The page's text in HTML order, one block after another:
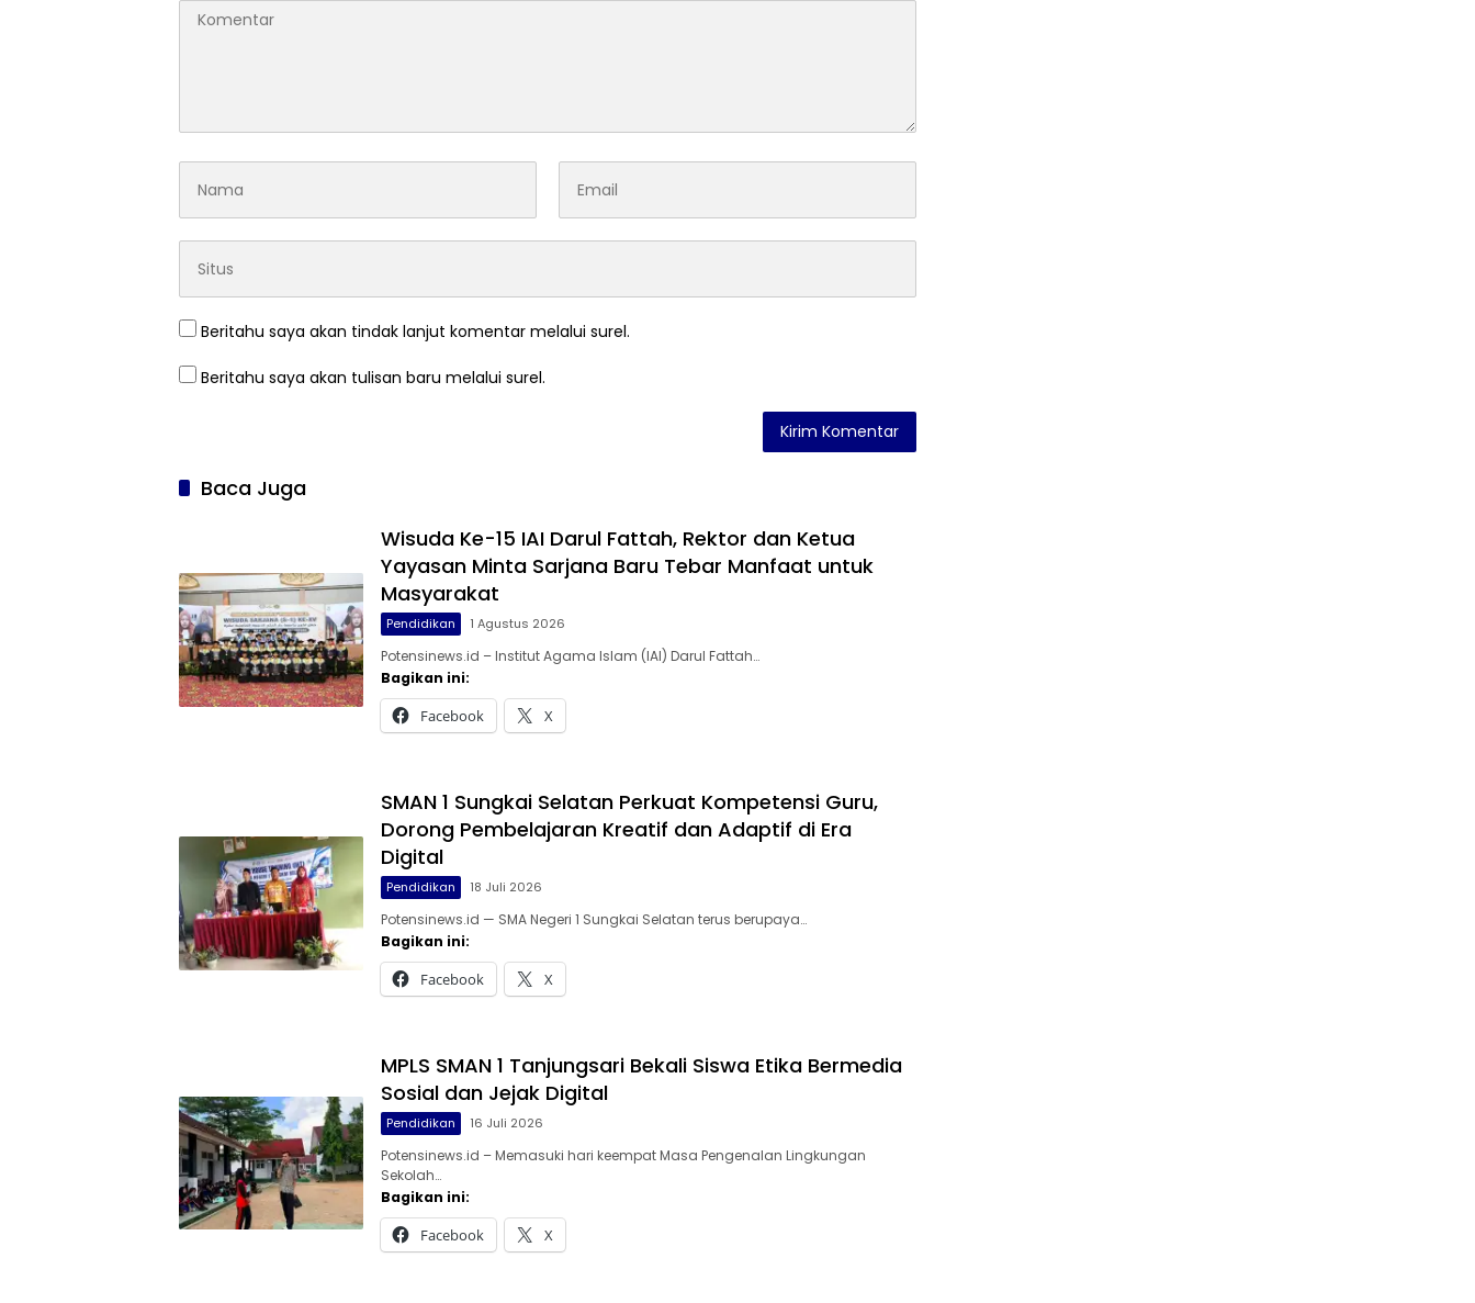
Beritahu saya akan tindak lanjut komentar melalui surel.
Beritahu saya akan tulisan baru melalui surel.
Baca Juga
Wisuda Ke-15 IAI Darul Fattah, Rektor dan Ketua
Yayasan Minta Sarjana Baru Tebar Manfaat untuk
Masyarakat
Pendidikan 1 Agustus 2026
Potensinews.id – Institut Agama Islam (IAI) Darul Fattah…
Bagikan ini:
Facebook X
SMAN 1 Sungkai Selatan Perkuat Kompetensi Guru,
Dorong Pembelajaran Kreatif dan Adaptif di Era
Digital
Pendidikan 18 Juli 2026
Potensinews.id — SMA Negeri 1 Sungkai Selatan terus berupaya…
Bagikan ini:
Facebook X
MPLS SMAN 1 Tanjungsari Bekali Siswa Etika Bermedia
Sosial dan Jejak Digital
Pendidikan 16 Juli 2026
Potensinews.id – Memasuki hari keempat Masa Pengenalan Lingkungan
Sekolah…
Bagikan ini:
Facebook X